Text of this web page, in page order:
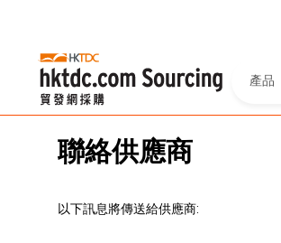
產品
聯絡供應商
以下訊息將傳送給供應商: